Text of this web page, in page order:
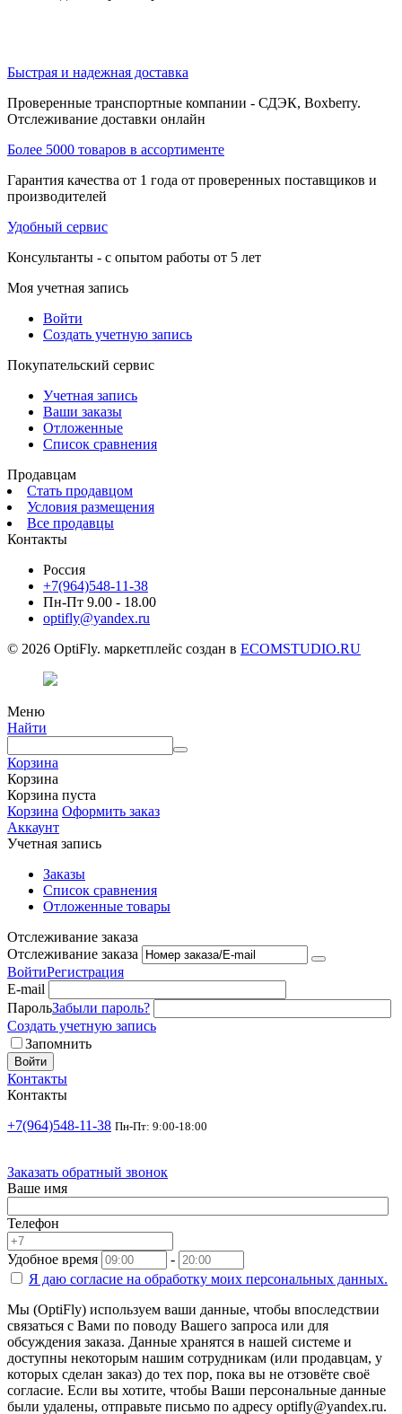
Быстрая и надежная доставка
Проверенные транспортные компании - СДЭК, Boxberry.
Отслеживание доставки онлайн
Более 5000 товаров в ассортименте
Гарантия качества от 1 года от проверенных поставщиков и
производителей
Удобный сервис
Консультанты - с опытом работы от 5 лет
Моя учетная запись
Войти
Создать учетную запись
Покупательский сервис
Учетная запись
Ваши заказы
Отложенные
Список сравнения
Продавцам
Стать продавцом
Условия размещения
Все продавцы
Контакты
Россия
+7(964)548-11-38
Пн-Пт 9.00 - 18.00
optifly@yandex.ru
© 2026 OptiFly. маркетплейс создан в ECOMSTUDIO.RU
Меню
Найти
Корзина
Корзина
Корзина пуста
Корзина Оформить заказ
Аккаунт
Учетная запись
Заказы
Список сравнения
Отложенные товары
Отслеживание заказа
Отслеживание заказа
ВойтиРегистрация
E-mail
ПарольЗабыли пароль?
Создать учетную запись
Запомнить
Войти
Контакты
Контакты
+7(964)548-11-38 Пн-Пт: 9:00-18:00
Заказать обратный звонок
Ваше имя
Телефон
Удобное время
-
Я даю согласие на обработку моих персональных данных.
Мы (OptiFly) используем ваши данные, чтобы впоследствии
связаться с Вами по поводу Вашего запроса или для
обсуждения заказа. Данные хранятся в нашей системе и
доступны некоторым нашим сотрудникам (или продавцам, у
которых сделан заказ) до тех пор, пока вы не отзовёте своё
согласие. Если вы хотите, чтобы Ваши персональные данные
были удалены, отправьте письмо по адресу optifly@yandex.ru.